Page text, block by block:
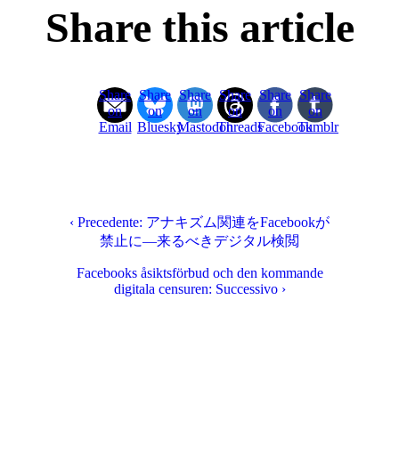
Share this article
Share
on
Email
Share
on
Bluesky
Share
on
Mastodon
Share
on
Threads
Share
on
Facebook
Share
on
Tumblr
‹ Precedente: アナキズム関連をFacebookが
禁止に―来るべきデジタル検閲
Facebooks åsiktsförbud och den kommande
digitala censuren: Successivo ›